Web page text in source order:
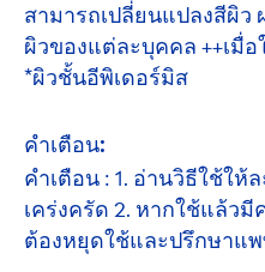
สามารถเปลี่ยนแปลงสีผิ
ผิวของแต่ละบุคคล ++เมื่อ
*ผิวชั้นอีพิเดอร์มิส
คำเตือน:
คำเตือน : 1. อ่านวิธีใช้ใ
เคร่งครัด 2. หากใช้แล้ว
ต้องหยุดใช้และปรึกษาแ